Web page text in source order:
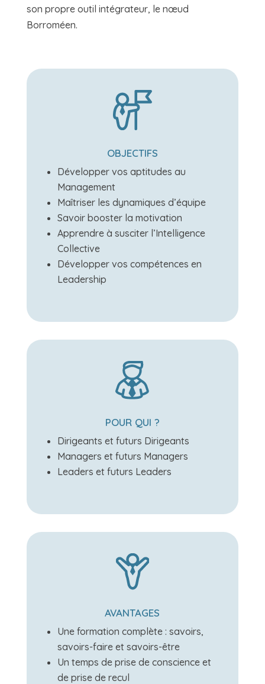
son propre outil intégrateur, le nœud
Borroméen.
OBJECTIFS
Développer vos aptitudes au
Management
Maîtriser les dynamiques d’équipe
Savoir booster la motivation
Apprendre à susciter l’Intelligence
Collective
Développer vos compétences en
Leadership
POUR QUI ?
Dirigeants et futurs Dirigeants
Managers et futurs Managers
Leaders et futurs Leaders
AVANTAGES
Une formation complète : savoirs,
savoirs-faire et savoirs-être
Un temps de prise de conscience et
de prise de recul